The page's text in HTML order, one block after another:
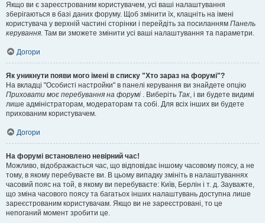
Якщо ви є зареєстрованим користувачем, усі ваші налаштування
зберігаються в базі даних форуму. Щоб змінити їх, клацніть на імені
користувача у верхній частині сторінки і перейдіть за посиланням Панель
керування. Там ви зможете змінити усі ваші налаштування та параметри.
Догори
Як уникнути появи мого імені в списку "Хто зараз на форумі"?
На вкладці "Особисті настройки" в панелі керування ви знайдете опцію
Приховати моє перебування на форумі . Виберіть Так, і ви будете видимі
лише адміністраторам, модераторам та собі. Для всіх інших ви будете
прихованим користувачем.
Догори
На форумі встановлено невірний час!
Можливо, відображається час, що відповідає іншому часовому поясу, а не
тому, в якому перебуваєте ви. В цьому випадку змініть в налаштуваннях
часовий пояс на той, в якому ви перебуваєте: Київ, Берлін і т. д. Зауважте,
що зміна часового поясу та багатьох інших налаштувань доступна лише
зареєстрованим користувачам. Якщо ви не зареєстровані, то це
непоганий момент зробити це.